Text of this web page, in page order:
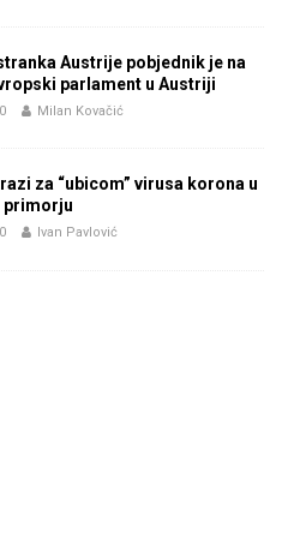
Austrije pobjednik je na
parlament u Austriji
Milan Kovačić
za “ubicom” virusa korona u
Ivan Pavlović